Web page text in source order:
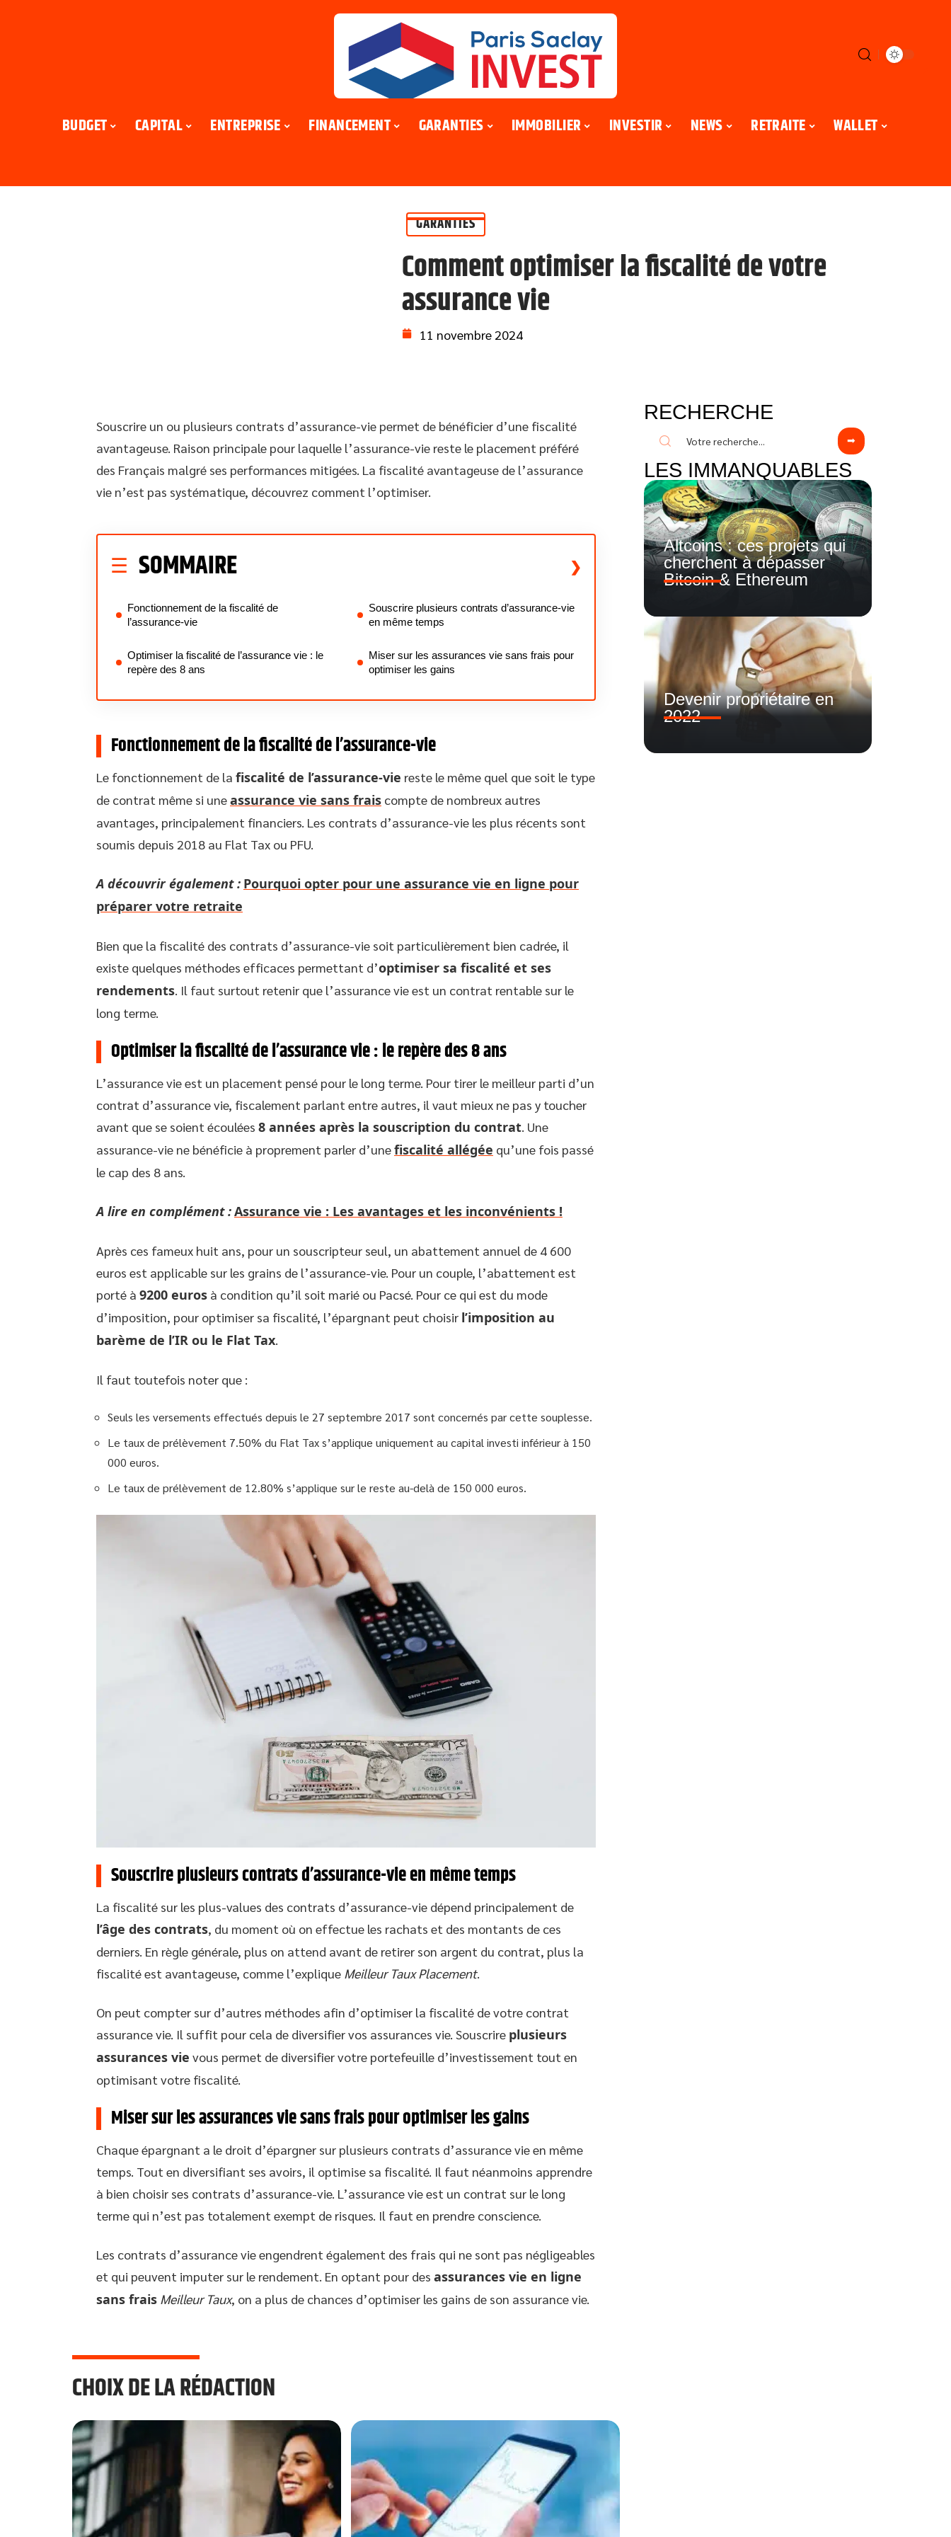
BUDGET CAPITAL ENTREPRISE FINANCEMENT GARANTIES IMMOBILIER INVESTIR NEWS RETRAITE WALLET
GARANTIES
Comment optimiser la fiscalité de votre
assurance vie
11 novembre 2024
Souscrire un ou plusieurs contrats d’assurance-vie permet de bénéficier d’une fiscalité
avantageuse. Raison principale pour laquelle l’assurance-vie reste le placement préféré
des Français malgré ses performances mitigées. La fiscalité avantageuse de l’assurance
vie n’est pas systématique, découvrez comment l’optimiser.
SOMMAIRE
Fonctionnement de la fiscalité de
l’assurance-vie
Optimiser la fiscalité de l’assurance vie : le
repère des 8 ans
Souscrire plusieurs contrats d’assurance-vie
en même temps
Miser sur les assurances vie sans frais pour
optimiser les gains
Fonctionnement de la fiscalité de l’assurance-vie
Le fonctionnement de la fiscalité de l’assurance-vie reste le même quel que soit le type
de contrat même si uneassurance vie sans frais compte de nombreux autres
avantages, principalement financiers. Les contrats d’assurance-vie les plus récents sont
soumis depuis 2018 au Flat Tax ou PFU.
A découvrir également : Pourquoi opter pour une assurance vie en ligne pour
préparer votre retraite
Bien que la fiscalité des contrats d’assurance-vie soit particulièrement bien cadrée, il
existe quelques méthodes efficaces permettant d’optimiser sa fiscalité et ses
rendements . Il faut surtout retenir que l’assurance vie est un contrat rentable sur le
long terme.
Optimiser la fiscalité de l’assurance vie : le repère des 8 ans
L’assurance vie est un placement pensé pour le long terme. Pour tirer le meilleur parti d’un
contrat d’assurance vie, fiscalement parlant entre autres, il vaut mieux ne pas y toucher
avant que se soient écoulées 8 années après la souscription du contrat . Une
assurance-vie ne bénéficie à proprement parler d’unefiscalité allégée qu’une fois passé
le cap des 8 ans.
A lire en complément :Assurance vie : Les avantages et les inconvénients !
Après ces fameux huit ans, pour un souscripteur seul, un abattement annuel de 4 600
euros est applicable sur les grains de l’assurance-vie. Pour un couple, l’abattement est
porté à 9200 euros à condition qu’il soit marié ou Pacsé. Pour ce qui est du mode
d’imposition, pour optimiser sa fiscalité, l’épargnant peut choisir l’imposition au
barème de l’IR ou le Flat Tax
Il faut toutefois noter que :
Seuls les versements effectués depuis le 27 septembre 2017 sont concernés par cette souplesse.
Le taux de prélèvement 7.50% du Flat Tax s’applique uniquement au capital investi inférieur à 150
000 euros.
Le taux de prélèvement de 12.80% s’applique sur le reste au-delà de 150 000 euros.
Souscrire plusieurs contrats d’assurance-vie en même temps
La fiscalité sur les plus-values des contrats d’assurance-vie dépend principalement de
l’âge des contrats, du moment où on effectue les rachats et des montants de ces
derniers. En règle générale, plus on attend avant de retirer son argent du contrat, plus la
fiscalité est avantageuse, comme l’explique Meilleur Taux Placement.
On peut compter sur d’autres méthodes afin d’optimiser la fiscalité de votre contrat
assurance vie. Il suffit pour cela de diversifier vos assurances vie. Souscrire plusieurs
assurances vie vous permet de diversifier votre portefeuille d’investissement tout en
optimisant votre fiscalité.
Miser sur les assurances vie sans frais pour optimiser les gains
Chaque épargnant a le droit d’épargner sur plusieurs contrats d’assurance vie en même
temps. Tout en diversifiant ses avoirs, il optimise sa fiscalité. Il faut néanmoins apprendre
à bien choisir ses contrats d’assurance-vie. L’assurance vie est un contrat sur le long
terme qui n’est pas totalement exempt de risques. Il faut en prendre conscience.
Les contrats d’assurance vie engendrent également des frais qui ne sont pas négligeables
et qui peuvent imputer sur le rendement. En optant pour des assurances vie en ligne
sans frais Meilleur Taux, on a plus de chances d’optimiser les gains de son assurance vie.
CHOIX DE LA RÉDACTION
RECHERCHE
LES IMMANQUABLES
Altcoins : ces projets qui
cherchent à dépasser
Bitcoin & Ethereum
Devenir propriétaire en
2022